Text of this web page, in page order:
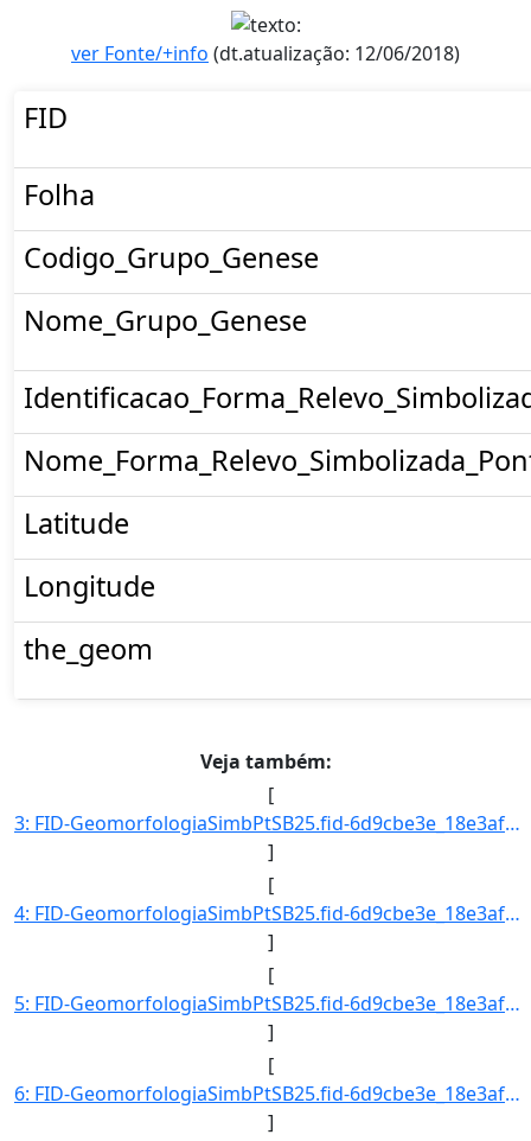
ver Fonte/+info (dt.atualização: 12/06/2018)
FID
Folha
Codigo_Grupo_Genese
Nome_Grupo_Genese
Latitude
Longitude
the_geom
Veja também:
[
3: FID-GeomorfologiaSimbPtSB25.fid-6d9cbe3e_18e3af5da6c_29dc-Folha-SB25-Codigo_Grupo_Genese-1-Nome_Grup]
]
[
4: FID-GeomorfologiaSimbPtSB25.fid-6d9cbe3e_18e3af5da6c_29dd-Folha-SB25-Codigo_Grupo_Genese-1-Nome_Grup]
]
[
5: FID-GeomorfologiaSimbPtSB25.fid-6d9cbe3e_18e3af5da6c_29de-Folha-SB25-Codigo_Grupo_Genese-1-Nome_Grup]
]
[
6: FID-GeomorfologiaSimbPtSB25.fid-6d9cbe3e_18e3af5da6c_29df-Folha-SB25-Codigo_Grupo_Genese-1-Nome_Grup]
]